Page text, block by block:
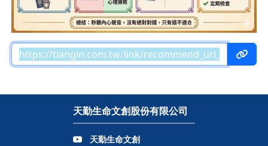
天勤生命文創股份有限公司
天勤生命文創